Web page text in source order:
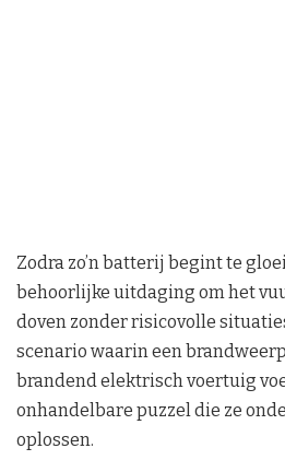
Zodra zo’n batterij begint te
behoorlijke uitdaging om het
doven zonder risicovolle
scenario waarin een
brandend elektrisch voertuig
onhandelbare puzzel die ze
oplossen.